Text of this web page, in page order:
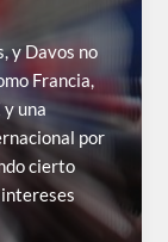
y Davos no
Francia,
una
por
cierto